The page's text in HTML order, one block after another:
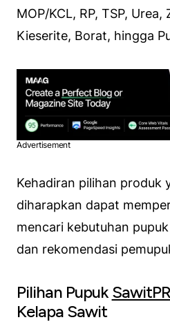
MOP/KCL, RP, TSP, Urea,
Kieserite, Borat, hingga
Advertisement
Kehadiran pilihan produk
diharapkan dapat
mencari kebutuhan
dan rekomendasi
Pilihan Pupuk
Kelapa Sawit